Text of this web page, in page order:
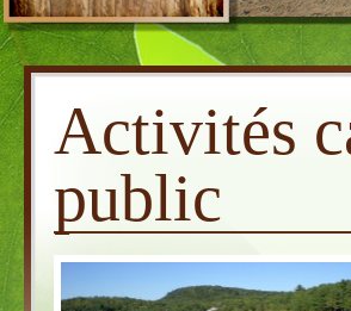
Activités
public